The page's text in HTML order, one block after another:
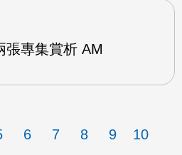
張專集賞析 AM
6 7 8 9
10